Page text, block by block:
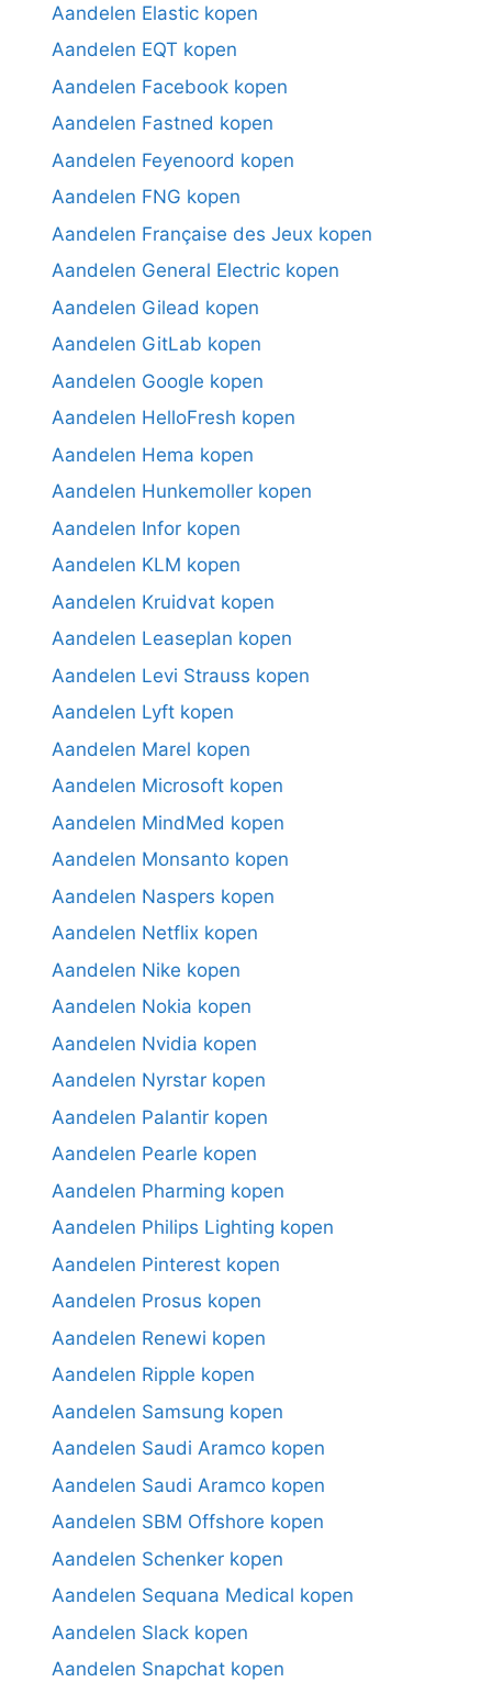
Aandelen Elastic kopen
Aandelen EQT kopen
Aandelen Facebook kopen
Aandelen Fastned kopen
Aandelen Feyenoord kopen
Aandelen FNG kopen
Aandelen Française des Jeux kopen
Aandelen General Electric kopen
Aandelen Gilead kopen
Aandelen GitLab kopen
Aandelen Google kopen
Aandelen HelloFresh kopen
Aandelen Hema kopen
Aandelen Hunkemoller kopen
Aandelen Infor kopen
Aandelen KLM kopen
Aandelen Kruidvat kopen
Aandelen Leaseplan kopen
Aandelen Levi Strauss kopen
Aandelen Lyft kopen
Aandelen Marel kopen
Aandelen Microsoft kopen
Aandelen MindMed kopen
Aandelen Monsanto kopen
Aandelen Naspers kopen
Aandelen Netflix kopen
Aandelen Nike kopen
Aandelen Nokia kopen
Aandelen Nvidia kopen
Aandelen Nyrstar kopen
Aandelen Palantir kopen
Aandelen Pearle kopen
Aandelen Pharming kopen
Aandelen Philips Lighting kopen
Aandelen Pinterest kopen
Aandelen Prosus kopen
Aandelen Renewi kopen
Aandelen Ripple kopen
Aandelen Samsung kopen
Aandelen Saudi Aramco kopen
Aandelen Saudi Aramco kopen
Aandelen SBM Offshore kopen
Aandelen Schenker kopen
Aandelen Sequana Medical kopen
Aandelen Slack kopen
Aandelen Snapchat kopen